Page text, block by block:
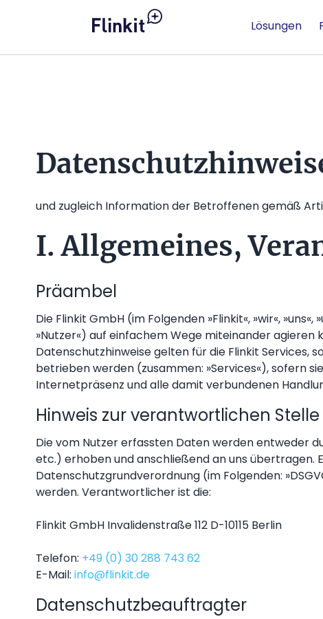
Lösungen
und zugleich Information der Betroffenen gemäß
I. Allgemeines,
Präambel
Die Flinkit GmbH (im Folgenden »Flinkit«, »wir«,
»Nutzer«) auf einfachem Wege miteinander agieren
Datenschutzhinweise gelten für die Flinkit Services,
betrieben werden (zusammen: »Services«), sofern
Internetpräsenz und alle damit verbundenen
Hinweis zur verantwortlichen Stelle
Die vom Nutzer erfassten Daten werden entweder
etc.) erhoben und anschließend an uns übertragen.
Datenschutzgrundverordnung (im Folgenden:
werden. Verantwortlicher ist die:
Flinkit GmbH Invalidenstraße 112 D-10115 Berlin
Telefon: +49 (0) 30 288 743 62
E-Mail: info@flinkit.de
Datenschutzbeauftragter